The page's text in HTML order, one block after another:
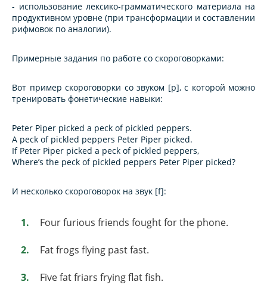
- использование лексико-грамматического материала на
продуктивном уровне (при трансформации и составлении
рифмовок по аналогии).
Примерные задания по работе со скороговорками:
Вот пример скороговорки со звуком [p], с которой можно
тренировать фонетические навыки:
Peter Piper picked a peck of pickled peppers.
A peck of pickled peppers Peter Piper picked.
If Peter Piper picked a peck of pickled peppers,
Where’s the peck of pickled peppers Peter Piper picked?
И несколько скороговорок на звук [f]:
Four furious friends fought for the phone.
Fat frogs flying past fast.
Five fat friars frying flat fish.